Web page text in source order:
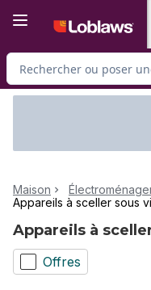
Rechercher des produits
Maison
Appareils à sceller sous
Appareils à
Offres